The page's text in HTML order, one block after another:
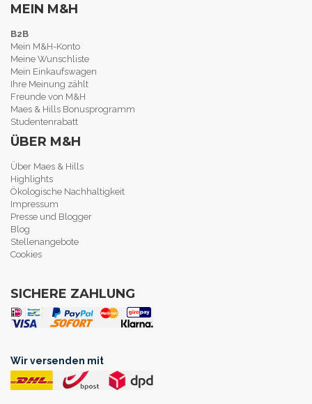
MEIN M&H
B2B
Mein M&H-Konto
Meine Wunschliste
Mein Einkaufswagen
Ihre Meinung zählt
Freunde von M&H
Maes & Hills Bonusprogramm
Studentenrabatt
ÜBER M&H
Über Maes & Hills
Highlights
Ökologische Nachhaltigkeit
Impressum
Presse und Blogger
Blog
Stellenangebote
Cookies
SICHERE ZAHLUNG
Wir versenden mit